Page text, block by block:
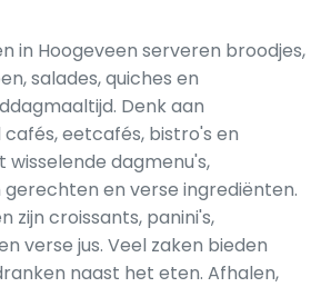
in Hoogeveen serveren broodjes,
salades, quiches en
Denk aan
eetcafés, bistro's en
dagmenu's,
en verse ingrediënten.
zijn croissants, panini's,
verse jus. Veel zaken bieden
naast het eten. Afhalen,